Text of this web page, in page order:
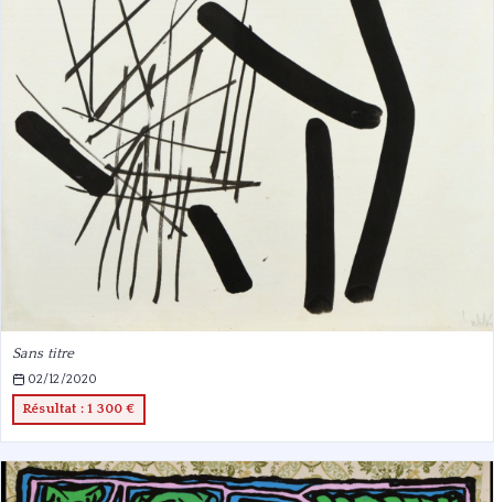
Sans titre
02/12/2020
Résultat : 1 300 €